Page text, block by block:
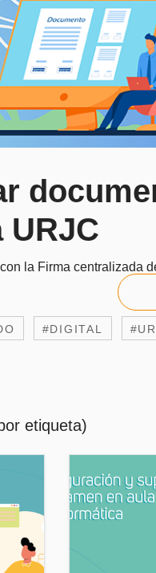
URJC
la Firma centralizada
#DIGITAL
etiqueta)